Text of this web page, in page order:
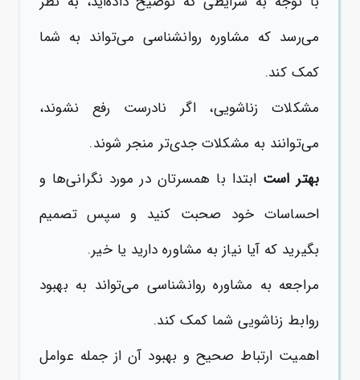
می‌رسد که مشاوره روانشناسی می‌تواند به شما
کمک کند.
مشکلات زناشویی، اگر نادرست رفع نشوند،
می‌توانند به مشکلات جدی‌تر منجر شوند.
بهتر است ابتدا با همسرتان در مورد نگرانی‌ها و
احساسات خود صحبت کنید و سپس تصمیم
بگیرید که آیا نیاز به مشاوره دارید یا خیر.
مراجعه به مشاوره روانشناسی می‌تواند به بهبود
روابط زناشویی شما کمک کند.
اهمیت ارتباط صحیح و بهبود آن از جمله عوامل